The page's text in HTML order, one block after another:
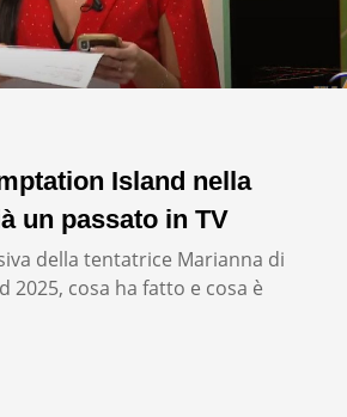
Island nella
un passato in TV
della tentatrice Marianna di
2025, cosa ha fatto e cosa è